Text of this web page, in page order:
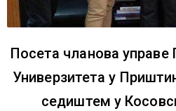
Посета чланова управе
Универзитета у
седиштем у